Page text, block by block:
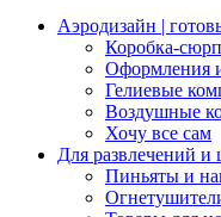
Аэродизайн |
Коробка-
Оформления
Гелиевые
Воздушные
Хочу все сам
Для развлечений и
Пиньяты и